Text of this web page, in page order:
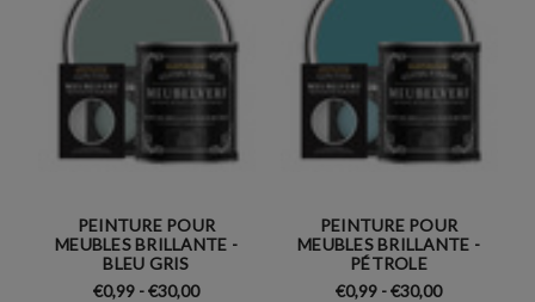
PEINTURE POUR
MEUBLES BRILLANTE -
BLEU GRIS
€0,99 - €30,00
PEINTURE POUR
MEUBLES BRILLANTE -
PÉTROLE
€0,99 - €30,00